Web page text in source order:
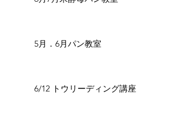
5月．6月パン教室
6/12 トウリーディング講座